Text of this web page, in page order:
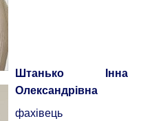
Штанько Інна
Олександрівна
фахівець